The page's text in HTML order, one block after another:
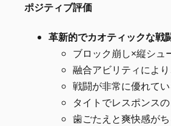
ポジティブ評価
革新的でカオティックな戦
ブロック崩し×縦シュ
融合アビリティによ
戦闘が非常に優れてい
タイトでレスポンスの
歯ごたえと爽快感がち